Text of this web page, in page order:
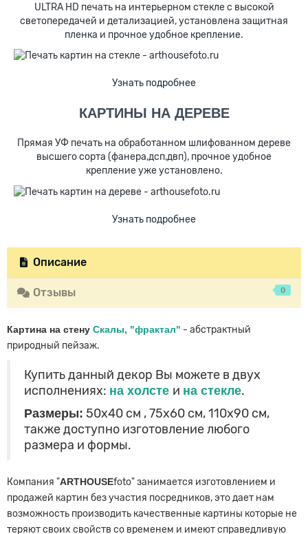
ULTRA HD печать на интерьерном стекле с высокой
светопередачей и детализацией, установлена защитная
пленка и прочное удобное крепление.
Узнать подробнее
КАРТИНЫ НА ДЕРЕВЕ
Прямая УФ печать на обработанном шлифованном дереве
высшего сорта (фанера,дсп,двп), прочное удобное
крепление уже установлено.
Узнать подробнее
Описание
Отзывы 0
Картина на стену Скалы, "фрактал" - абстрактный
природный пейзаж.
Купить данный декор Вы можете в двух
исполнениях: на холсте и на стекле.
Размеры: 50х40 см , 75х60 см, 110х90 см,
также доступно изготовление любого
размера и формы.
Компания "ARTHOUSEfoto" занимается изготовлением и
продажей картин без участия посредников, это дает нам
возможность производить качественные картины которые не
теряют своих свойств со временем и имеют справедливую